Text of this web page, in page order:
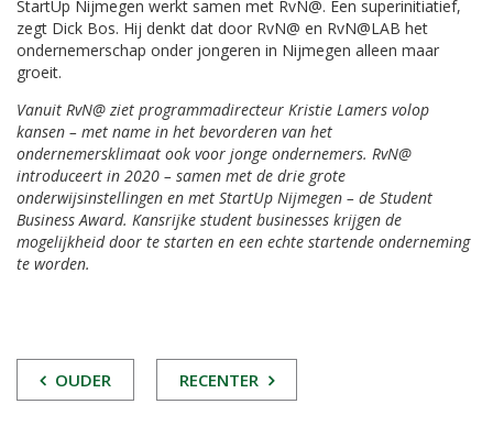
StartUp Nijmegen werkt samen met RvN@. Een superinitiatief,
zegt Dick Bos. Hij denkt dat door RvN@ en RvN@LAB het
ondernemerschap onder jongeren in Nijmegen alleen maar
groeit.
Vanuit RvN@ ziet programmadirecteur Kristie Lamers volop
kansen – met name in het bevorderen van het
ondernemersklimaat ook voor jonge ondernemers. RvN@
introduceert in 2020 – samen met de drie grote
onderwijsinstellingen en met StartUp Nijmegen – de Student
Business Award. Kansrijke student businesses krijgen de
mogelijkheid door te starten en een echte startende onderneming
te worden.
POST
OUDER RECENTER